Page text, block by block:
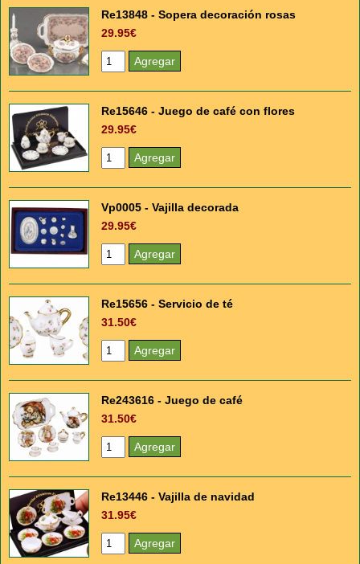
Re13848 - Sopera decoración rosas
29.95€
Re15646 - Juego de café con flores
29.95€
Vp0005 - Vajilla decorada
29.95€
Re15656 - Servicio de té
31.50€
Re243616 - Juego de café
31.50€
Re13446 - Vajilla de navidad
31.95€